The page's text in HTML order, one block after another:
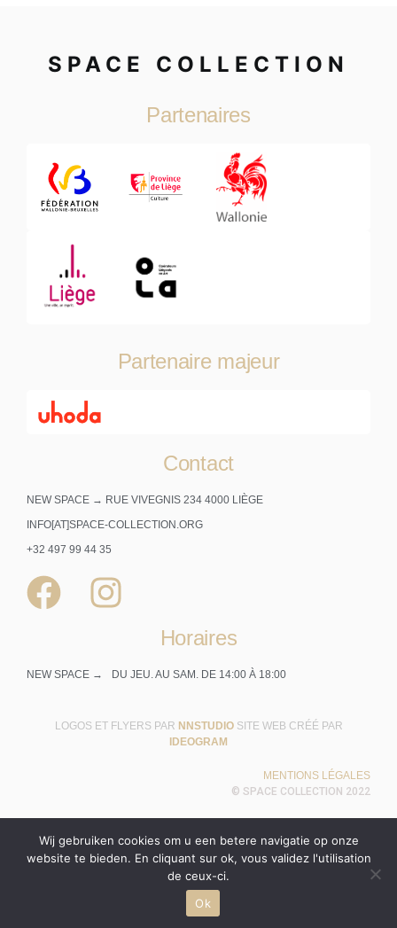
SPACE COLLECTION
Partenaires
Partenaire majeur
Contact
NEW SPACE → RUE VIVEGNIS 234 4000 LIÈGE
INFO[AT]SPACE-COLLECTION.ORG
+32 497 99 44 35
Horaires
NEW SPACE → DU JEU. AU SAM. DE 14:00 À 18:00
LOGOS ET FLYERS PAR NNSTUDIO SITE WEB CRÉÉ PAR
IDEOGRAM
MENTIONS LÉGALES
© SPACE COLLECTION 2022
English( Engels
Wij gebruiken cookies om u een betere navigatie op onze
website te bieden. En cliquant sur ok, vous validez l'utilisation
de ceux-ci.
Ok